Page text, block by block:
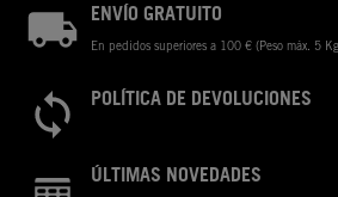
ENVÍO GRATUITO
En pedidos superiores a 100 € (Peso máx. 5
POLÍTICA DE DEVOLUCIONES
ÚLTIMAS NOVEDADES